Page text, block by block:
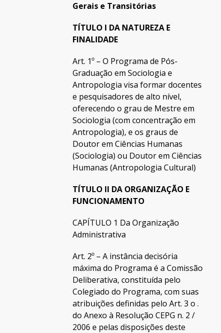
Gerais e Transitórias
TÍTULO I DA NATUREZA E
FINALIDADE
Art. 1º – O Programa de Pós-
Graduação em Sociologia e
Antropologia visa formar docentes
e pesquisadores de alto nível,
oferecendo o grau de Mestre em
Sociologia (com concentração em
Antropologia), e os graus de
Doutor em Ciências Humanas
(Sociologia) ou Doutor em Ciências
Humanas (Antropologia Cultural)
TÍTULO II DA ORGANIZAÇÃO E
FUNCIONAMENTO
CAPÍTULO 1 Da Organização
Administrativa
Art. 2º – A instância decisória
máxima do Programa é a Comissão
Deliberativa, constituída pelo
Colegiado do Programa, com suas
atribuições definidas pelo Art. 3 o .
do Anexo à Resolução CEPG n. 2 /
2006 e pelas disposições deste